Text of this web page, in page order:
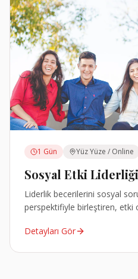
1 Gün Yüz Yüze / Online
Sosyal Etki Liderliği
Liderlik becerilerini sosyal
perspektifiyle birleştiren, etki
Detayları Gör